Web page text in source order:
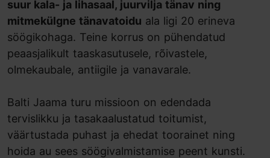
suur kala- ja lihasaal, juurvilja tänav ning
mitmekülgne tänavatoidu ala ligi 20 erineva
söögikohaga. Teine korrus on pühendatud
peaasjalikult taaskasutusele, rõivastele,
olmekaubale, antiigile ja vanavarale.
Balti Jaama turu missioon on edendada
tervislikku ja tasakaalustatud toitumist,
väärtustada puhast ja ehedat toorainet ning
hoida au sees söögivalmistamise peent kunsti.